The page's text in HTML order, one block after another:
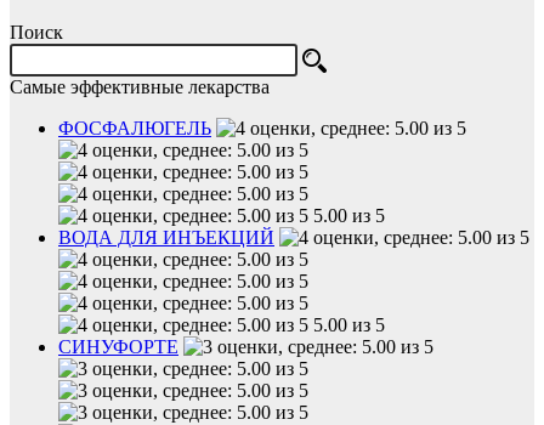
Поиск
Самые эффективные лекарства
ФОСФАЛЮГЕЛЬ
5.00 из 5
ВОДА ДЛЯ ИНЪЕКЦИЙ
5.00 из 5
СИНУФОРТЕ